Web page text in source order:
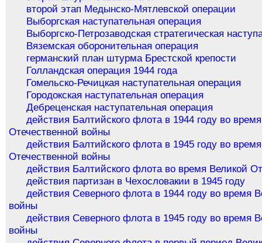
второй этап Медынско-Мятлевской операции
Выборгская наступательная операция
Выборгско-Петрозаводская стратегическая
Вяземская оборонительная операция
германский план штурма Брестской крепости
Голландская операция 1944 года
Гомельско-Речицкая наступательная операция
Городокская наступательная операция
Дебреценская наступательная операция
действия Балтийского флота в 1944 году во
Отечественной войны
действия Балтийского флота в 1945 году во
Отечественной войны
действия Балтийского флота во время Великой
действия партизан в Чехословакии в 1945 году
действия Северного флота в 1944 году во время
войны
действия Северного флота в 1945 году во время
войны